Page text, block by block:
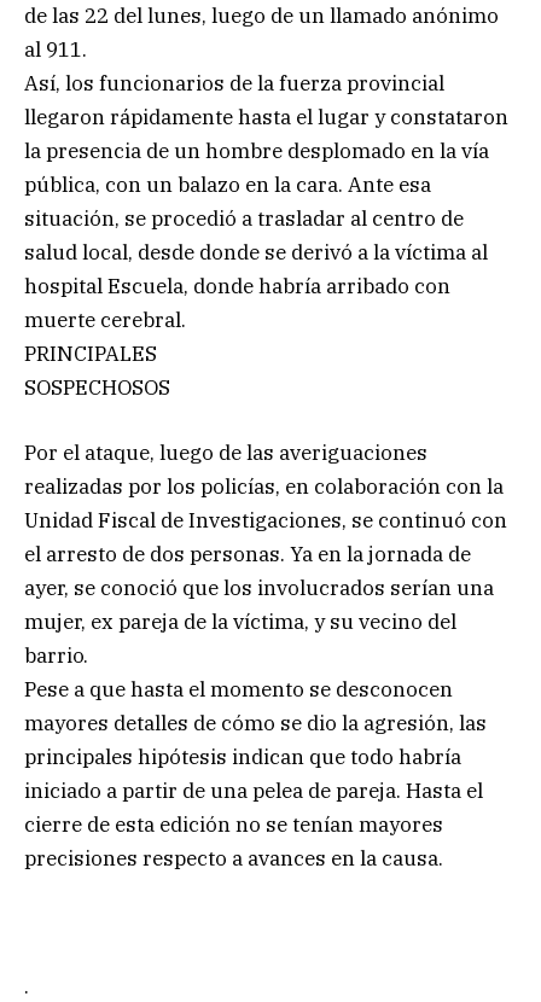
de las 22 del lunes, luego de un llamado anónimo
al 911.
Así, los funcionarios de la fuerza provincial
llegaron rápidamente hasta el lugar y constataron
la presencia de un hombre desplomado en la vía
pública, con un balazo en la cara. Ante esa
situación, se procedió a trasladar al centro de
salud local, desde donde se derivó a la víctima al
hospital Escuela, donde habría arribado con
muerte cerebral.
PRINCIPALES
SOSPECHOSOS
Por el ataque, luego de las averiguaciones
realizadas por los policías, en colaboración con la
Unidad Fiscal de Investigaciones, se continuó con
el arresto de dos personas. Ya en la jornada de
ayer, se conoció que los involucrados serían una
mujer, ex pareja de la víctima, y su vecino del
barrio.
Pese a que hasta el momento se desconocen
mayores detalles de cómo se dio la agresión, las
principales hipótesis indican que todo habría
iniciado a partir de una pelea de pareja. Hasta el
cierre de esta edición no se tenían mayores
precisiones respecto a avances en la causa.
.